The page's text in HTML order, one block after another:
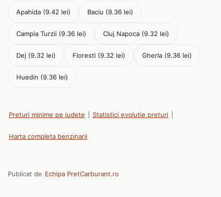
Apahida (9.42 lei) Baciu (9.36 lei)
Campia Turzii (9.36 lei) Cluj Napoca (9.32 lei)
Dej (9.32 lei) Floresti (9.32 lei) Gherla (9.36 lei)
Huedin (9.36 lei)
Preturi minime pe judete Statistici evolutie preturi
Harta completa benzinarii
Publicat de Echipa PretCarburant.ro